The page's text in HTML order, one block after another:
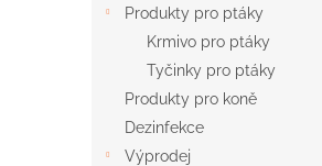
Produkty pro ptáky
Krmivo pro ptáky
Tyčinky pro ptáky
Produkty pro koně
Dezinfekce
Výprodej